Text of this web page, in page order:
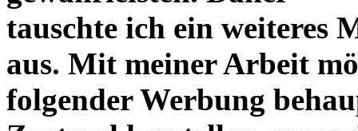
tauschte ich ein weiteres
aus. Mit meiner Arbeit
folgender Werbung